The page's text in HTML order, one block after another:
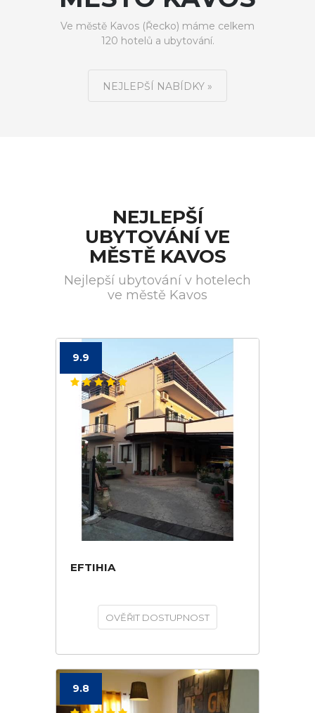
Ve městě Kavos (Řecko) máme celkem
120 hotelů a ubytování.
NEJLEPŠÍ NABÍDKY »
NEJLEPŠÍ
UBYTOVÁNÍ VE
MĚSTĚ KAVOS
Nejlepší ubytování v hotelech
ve městě Kavos
9.9
EFTIHIA
OVĚŘIT DOSTUPNOST
9.8